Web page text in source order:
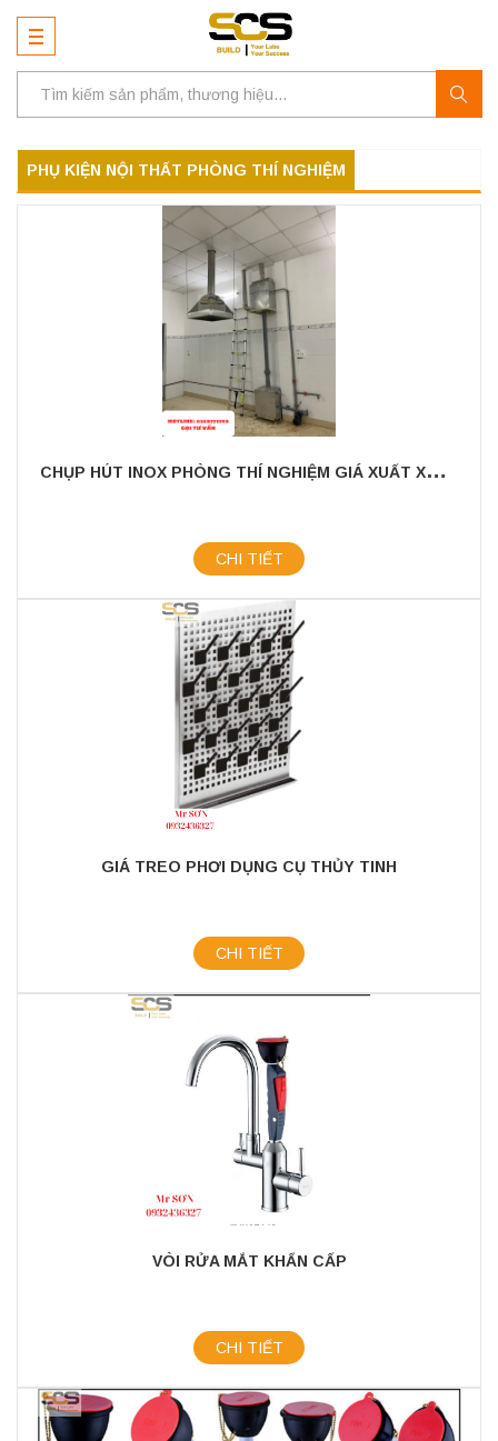
PHỤ KIỆN NỘI THẤT PHÒNG THÍ NGHIỆM
C
HỤP HÚT INOX PHÒNG THÍ NGHIỆM GIÁ XUẤT XƯỞNG TẠI MIỀN NAM
CHI TIẾT
GIÁ TREO PHƠI DỤNG CỤ THỦY TINH
CHI TIẾT
VÒI RỬA MẮT KHẨN CẤP
CHI TIẾT